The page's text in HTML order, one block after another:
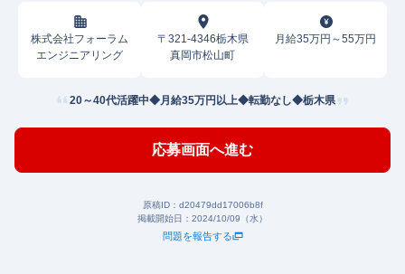
株式会社フォーラム
エンジニアリング
〒321-4346栃木県
真岡市松山町
月給35万円～55万円
20～40代活躍中◆月給35万円以上◆転勤なし◆栃木県
応募画面へ進む
原稿ID： d20479dd17006b8f
掲載開始日： 2024/10/09（水）
問題を報告する